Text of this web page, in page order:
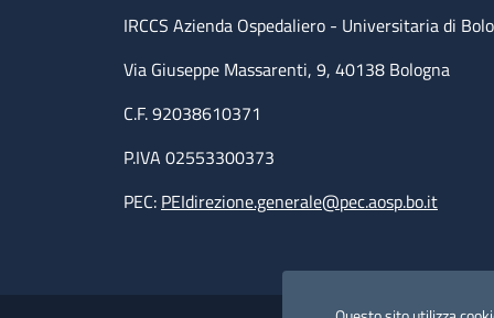
IRCCS Azienda Ospedaliero - Universitaria di
Via Giuseppe Massarenti, 9, 40138 Bologna
C.F. 92038610371
P.IVA 02553300373
PEC: PEIdirezione.generale@pec.aosp.bo.it